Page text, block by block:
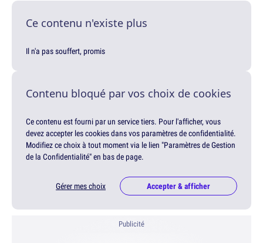
Ce contenu n'existe plus
Il n'a pas souffert, promis
Contenu bloqué par vos choix de cookies
Ce contenu est fourni par un service tiers. Pour l'afficher, vous
devez accepter les cookies dans vos paramètres de confidentialité.
Modifiez ce choix à tout moment via le lien "Paramètres de Gestion
de la Confidentialité" en bas de page.
Gérer mes choix Accepter & afficher
Publicité